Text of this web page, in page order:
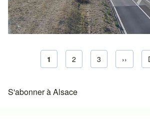
Pagination
Page courante
1 Page default
2 Page default
3 Next
››
S'abonner à Alsace